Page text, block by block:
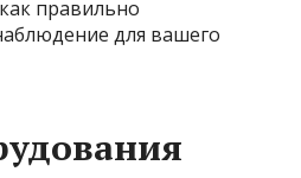
правильно
для вашего